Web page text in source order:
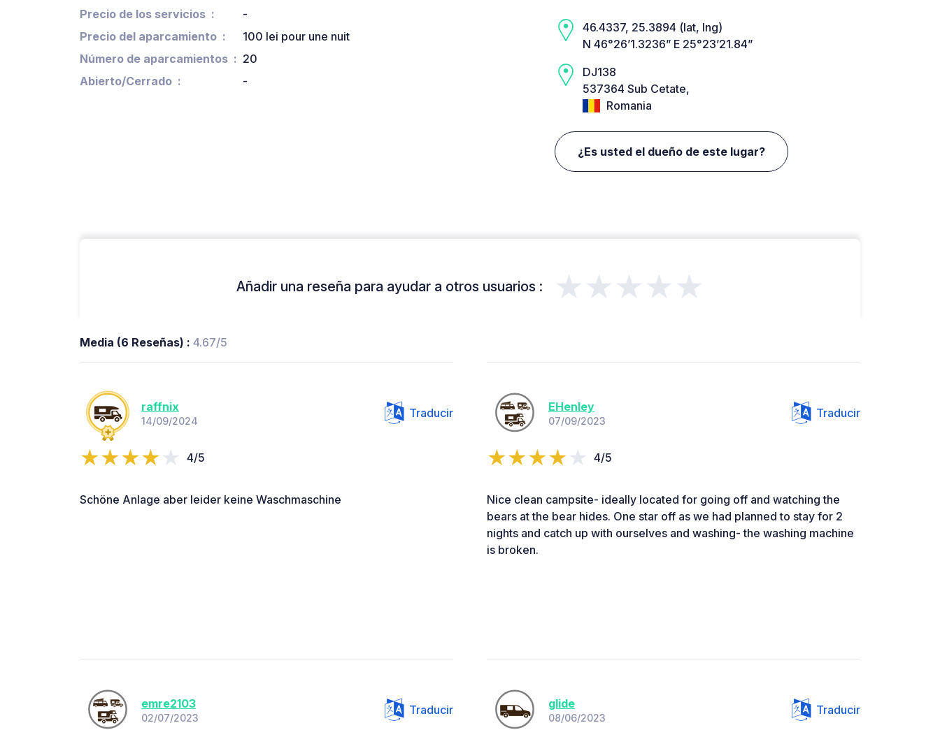
Precio de los servicios
-
Precio del aparcamiento
100 lei pour une nuit
Número de aparcamientos
20
Abierto/Cerrado
-
46.4337, 25.3894 (lat, lng)
N 46°26’1.3236” E 25°23’21.84”
DJ138
537364 Sub Cetate,
Romania
¿Es usted el dueño de este lugar?
Añadir una reseña para ayudar a otros usuarios : ★★★★★
Media (6 Reseñas) : 4.67/5
raffnix
14/09/2024
Traducir
4/5
Schöne Anlage aber leider keine Waschmaschine
EHenley
07/09/2023
Traducir
4/5
Nice clean campsite- ideally located for going off and watching the
bears at the bear hides. One star off as we had planned to stay for 2
nights and catch up with ourselves and washing- the washing machine
is broken.
emre2103
02/07/2023
Traducir glide
08/06/2023
Traducir